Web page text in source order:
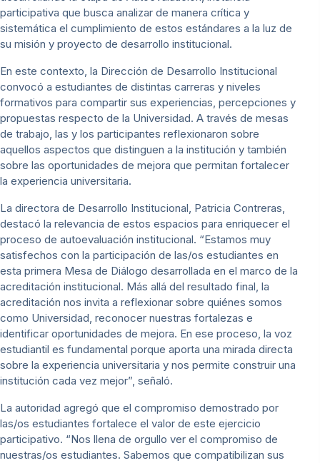
participativa que busca analizar de manera crítica y
sistemática el cumplimiento de estos estándares a la luz de
su misión y proyecto de desarrollo institucional.
En este contexto, la Dirección de Desarrollo Institucional
convocó a estudiantes de distintas carreras y niveles
formativos para compartir sus experiencias, percepciones y
propuestas respecto de la Universidad. A través de mesas
de trabajo, las y los participantes reflexionaron sobre
aquellos aspectos que distinguen a la institución y también
sobre las oportunidades de mejora que permitan fortalecer
la experiencia universitaria.
La directora de Desarrollo Institucional, Patricia Contreras,
destacó la relevancia de estos espacios para enriquecer el
proceso de autoevaluación institucional. “Estamos muy
satisfechos con la participación de las/os estudiantes en
esta primera Mesa de Diálogo desarrollada en el marco de la
acreditación institucional. Más allá del resultado final, la
acreditación nos invita a reflexionar sobre quiénes somos
como Universidad, reconocer nuestras fortalezas e
identificar oportunidades de mejora. En ese proceso, la voz
estudiantil es fundamental porque aporta una mirada directa
sobre la experiencia universitaria y nos permite construir una
institución cada vez mejor”, señaló.
La autoridad agregó que el compromiso demostrado por
las/os estudiantes fortalece el valor de este ejercicio
participativo. “Nos llena de orgullo ver el compromiso de
nuestras/os estudiantes. Sabemos que compatibilizan sus